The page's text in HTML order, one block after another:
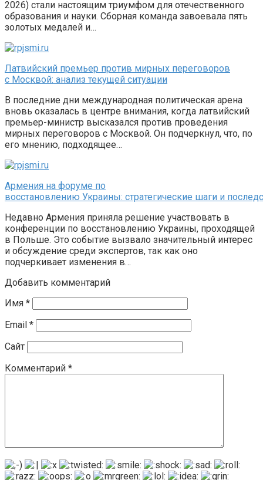
2026) стали настоящим триумфом для отечественного
образования и науки. Сборная команда завоевала пять
золотых медалей и…
Латвийский премьер против мирных переговоров
с Москвой: анализ текущей ситуации
В последние дни международная политическая арена
вновь оказалась в центре внимания, когда латвийский
премьер-министр высказался против проведения
мирных переговоров с Москвой. Он подчеркнул, что, по
его мнению, подходящее…
Армения на форуме по
восстановлению Украины: стратегические шаги и
Недавно Армения приняла решение участвовать в
конференции по восстановлению Украины, проходящей
в Польше. Это событие вызвало значительный интерес
и обсуждение среди экспертов, так как оно
подчеркивает изменения в…
Добавить комментарий
Имя *
Email *
Сайт
Комментарий *